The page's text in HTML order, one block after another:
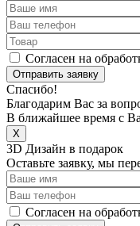
Согласен на
Отправить заявку
Спасибо!
Благодарим Вас за
В ближайшее время с
X
3D Дизайн в подарок
Оставьте заявку, мы
Согласен на